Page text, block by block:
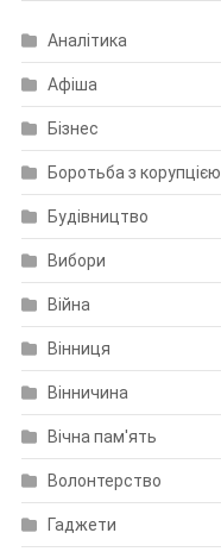
Аналітика
Афіша
Бізнес
Боротьба з корупцією
Будівництво
Вибори
Війна
Вінниця
Вінничина
Вічна пам'ять
Волонтерство
Гаджети